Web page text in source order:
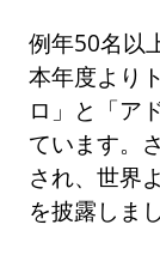
例年50名以
本年度より
ロ」と「ア
ています。
され、世界
を披露しま